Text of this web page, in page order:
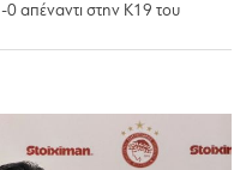
απέναντι στην Κ19 του